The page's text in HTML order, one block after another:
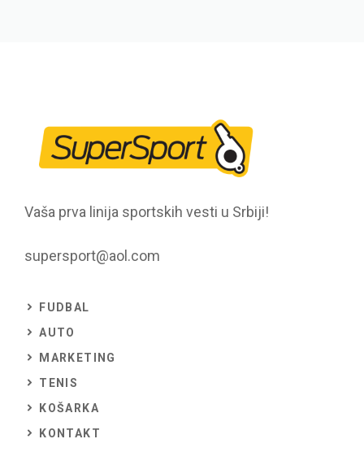
Vaša prva linija sportskih vesti u Srbiji!
supersport@aol.com
FUDBAL
AUTO
MARKETING
TENIS
KOŠARKA
KONTAKT